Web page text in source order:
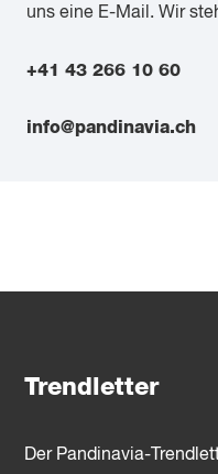
uns eine E-Mail. Wir
+41 43 266 10 60
info@pandinavia.ch
Trendletter
Der Pandinavia-